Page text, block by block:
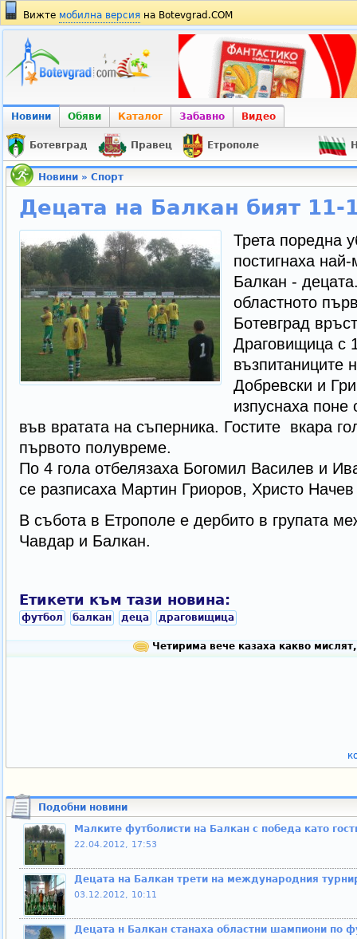
Вижте мобилна версия на Botevgrad.COM
Новини Обяви Каталог Забавно Видео
Ботевград Правец Етрополе
Новини» Спорт
Децата на Балкан бият 11-
Трета поредна
постигнаха
Балкан -
областното
Ботевград
Драговищица с
възпитаниците
Добревски и
изпуснаха
във вратата на съперника. Гостите вкара
първото полувреме.
По 4 гола отбелязаха Богомил Василев и
се разписаха Мартин Гриоров, Христо
В събота в Етрополе е дербито в групата
Чавдар и Балкан.
Етикети към тази новина:
футбол балкан деца драговищица
Четирима вече казаха какво
Подобни новини
Малките футболисти на Балкан с победа като
22.04.2012, 17:53
Децата на Балкан трети на международния
03.12.2012, 10:11
Децата н Балкан станаха областни шампиони по